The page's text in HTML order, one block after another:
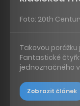
Foto: 20th
Takovou
Fantastické
jednoznačného
Zobrazit článek